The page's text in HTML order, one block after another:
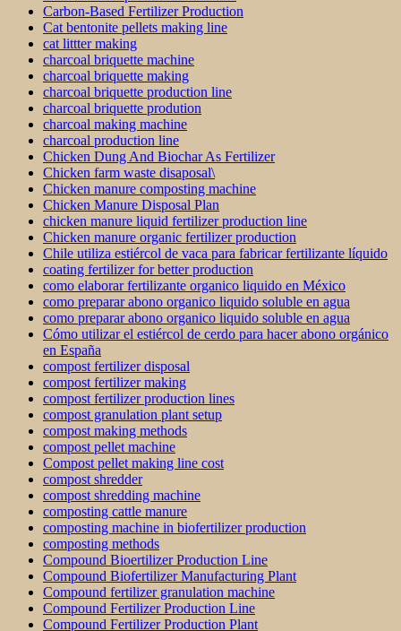
Carbon-Based Fertilizer Production
Cat bentonite pellets making line
cat littter making
charcoal briquette machine
charcoal briquette making
charcoal briquette production line
charcoal briquette prodution
charcoal making machine
charcoal production line
Chicken Dung And Biochar As Fertilizer
Chicken farm waste disaposal\
Chicken manure composting machine
Chicken Manure Disposal Plan
chicken manure liquid fertilizer production line
Chicken manure organic fertilizer production
Chile utiliza estiércol de vaca para fabricar fertilizante líquido
coating fertilizer for better production
como elaborar fertilizante organico liquido en México
como preparar abono organico liquido soluble en agua
como preparar abono organico liquido soluble en agua
Cómo utilizar el estiércol de cerdo para hacer abono orgánico
en España
compost fertilizer disposal
compost fertilizer making
compost fertilizer production lines
compost granulation plant setup
compost making methods
compost pellet machine
Compost pellet making line cost
compost shredder
compost shredding machine
composting cattle manure
composting machine in biofertilizer production
composting methods
Compound Bioertilizer Production Line
Compound Biofertilizer Manufacturing Plant
Compound fertilizer granulation machine
Compound Fertilizer Production Line
Compound Fertilizer Production Plant